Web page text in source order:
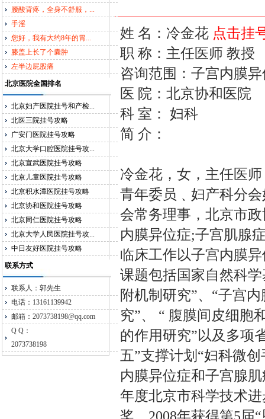
腰酸背疼，全身不舒服，...
手淫
您好，我有大约8年的胃...
膝盖上长了个囊肿
左半边屁股痛
北京医院全国排名
北京妇产医院挂号和产检...
北医三院挂号攻略
广安门医院挂号攻略
北京大学口腔医院挂号攻...
北京宣武医院挂号攻略
北京儿童医院挂号攻略
北京积水潭医院挂号攻略
北京协和医院挂号攻略
北京同仁医院挂号攻略
北京大学人民医院挂号攻...
中日友好医院挂号攻略
联系方式
联系人：郭先生
电话：13161139942
邮箱：2073738198@qq.com
Q Q：
2073738198
姓 名：冷金花 点击挂
职 称：主任医师 教授
咨询范围：子宫内膜
医 院：北京协和医院
科 室： 妇科
简 介：
冷金花，女，主任医
青年委员﹑妇产科分
会常务理事，北京市
内膜异位症;子宫肌腺
临床工作以子宫内膜
课题包括国家自然科
附机制研究”、“子宫
究”、 “ 腹膜间皮细胞
的作用研究”以及多项
五”支撑计划“妇科微
内膜异位症和子宫腺
年度北京市科学技术
奖。2008年获得第5届